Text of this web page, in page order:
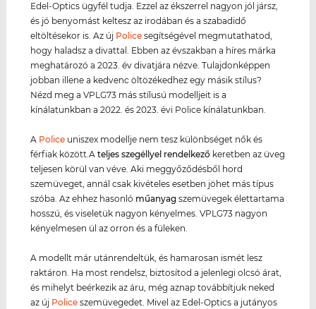
Edel-Optics ügyfél tudja. Ezzel az ékszerrel nagyon jól jársz,
és jó benyomást keltesz az irodában és a szabadidő
eltöltésekor is. Az új Police segítségével megmutathatod,
hogy haladsz a divattal. Ebben az évszakban a híres márka
meghatározó a 2023. év divatjára nézve. Tulajdonképpen
jobban illene a kedvenc öltözékedhez egy másik stílus?
Nézd meg a VPLG73 más stílusú modelljeit is a
kínálatunkban a 2022. és 2023. évi Police kínálatunkban.
A Police uniszex modellje nem tesz különbséget nők és
férfiak között.Ateljes szegéllyel rendelkező keretben az üveg
teljesen körül van véve. Aki meggyőződésből hord
szemüveget, annál csak kivételes esetben jöhet más típus
szóba. Az ehhez hasonló műanyag szemüvegek élettartama
hosszú, és viseletük nagyon kényelmes. VPLG73 nagyon
kényelmesen ül az orron és a füleken.
A modellt már utánrendeltük, és hamarosan ismét lesz
raktáron. Ha most rendelsz, biztosítod a jelenlegi olcsó árat,
és mihelyt beérkezik az áru, még aznap továbbítjuk neked
az új Police szemüvegedet. Mivel az Edel-Optics a jutányos